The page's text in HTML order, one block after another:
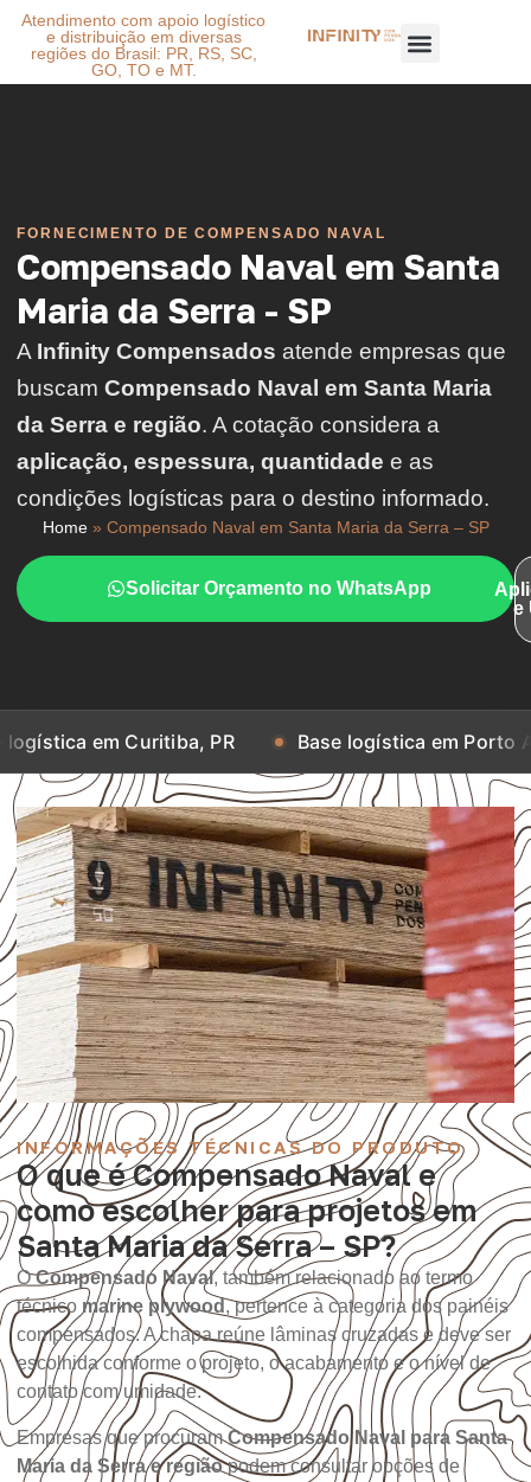
Atendimento com apoio logístico
e distribuição em diversas
regiões do Brasil: PR, RS, SC,
GO, TO e MT.
FORNECIMENTO DE COMPENSADO NAVAL
Compensado Naval em Santa
Maria da Serra - SP
A Infinity Compensados atende empresas que
buscam Compensado Naval em Santa Maria
da Serra e região. A cotação considera a
aplicação, espessura, quantidade e as
condições logísticas para o destino informado.
Home» Compensado Naval em Santa Maria da Serra – SP
Solicitar Orçamento no WhatsApp
e
Curitiba, PR Base logística em Porto Alegre, RS
INFORMAÇÕES TÉCNICAS DO PRODUTO
O que é Compensado Naval e
como escolher para projetos em
Santa Maria da Serra – SP?
OCompensado Naval, também relacionado ao termo
técnico marine plywood, pertence à categoria dos painéis
compensados. A chapa reúne lâminas cruzadas e deve ser
escolhida conforme o projeto, o acabamento e o nível de
contato com umidade.
Empresas que procuramCompensado Naval para Santa
Maria da Serra e regiãopodem consultar opções de